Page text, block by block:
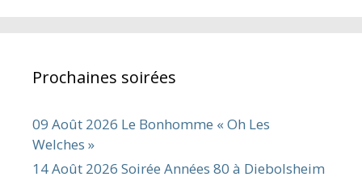
Prochaines soirées
09 Août 2026 Le Bonhomme « Oh Les
Welches »
14 Août 2026 Soirée Années 80 à Diebolsheim